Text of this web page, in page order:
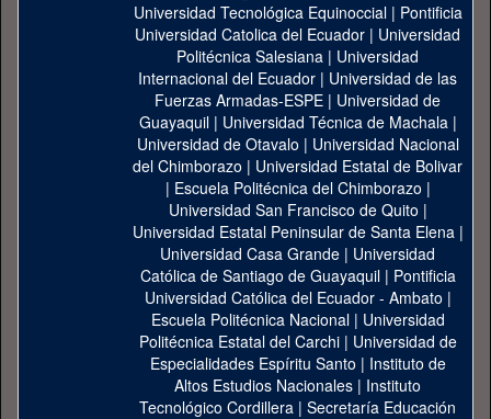
Universidad Tecnológica Equinoccial| Pontificia
Universidad Catolica del Ecuador | Universidad
Politécnica Salesiana | Universidad
Internacional del Ecuador | Universidad de las
Fuerzas Armadas-ESPE | Universidad de
Guayaquil| Universidad Técnica de Machala|
Universidad de Otavalo | Universidad Nacional
del Chimborazo | Universidad Estatal de Bolivar
| Escuela Politécnica del Chimborazo |
Universidad San Francisco de Quito |
Universidad Estatal Peninsular de Santa Elena|
Universidad Casa Grande | Universidad
Católica de Santiago de Guayaquil| Pontificia
Universidad Católica del Ecuador - Ambato |
Escuela Politécnica Nacional| Universidad
Politécnica Estatal del Carchi| Universidad de
Especialidades Espíritu Santo | Instituto de
Altos Estudios Nacionales | Instituto
Tecnológico Cordillera | Secretaría Educación